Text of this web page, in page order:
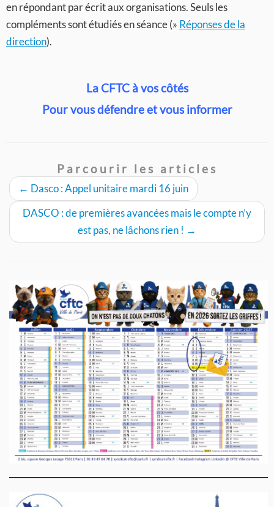
en répondant par écrit aux organisations. Seuls les
compléments sont étudiés en séance (» Réponses de la
direction).
La CFTC à vos côtés
Pour vous défendre et vous informer
Parcourir les articles
← Dasco : Appel unitaire mardi 16 juin
DASCO : de premières avancées mais le compte n’y
est pas, ne lâchons rien ! →